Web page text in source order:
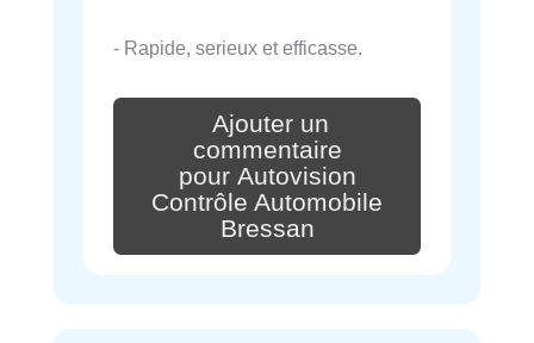
- Rapide, serieux et efficasse.
Ajouter un
commentaire
pour Autovision
Contrôle Automobile
Bressan